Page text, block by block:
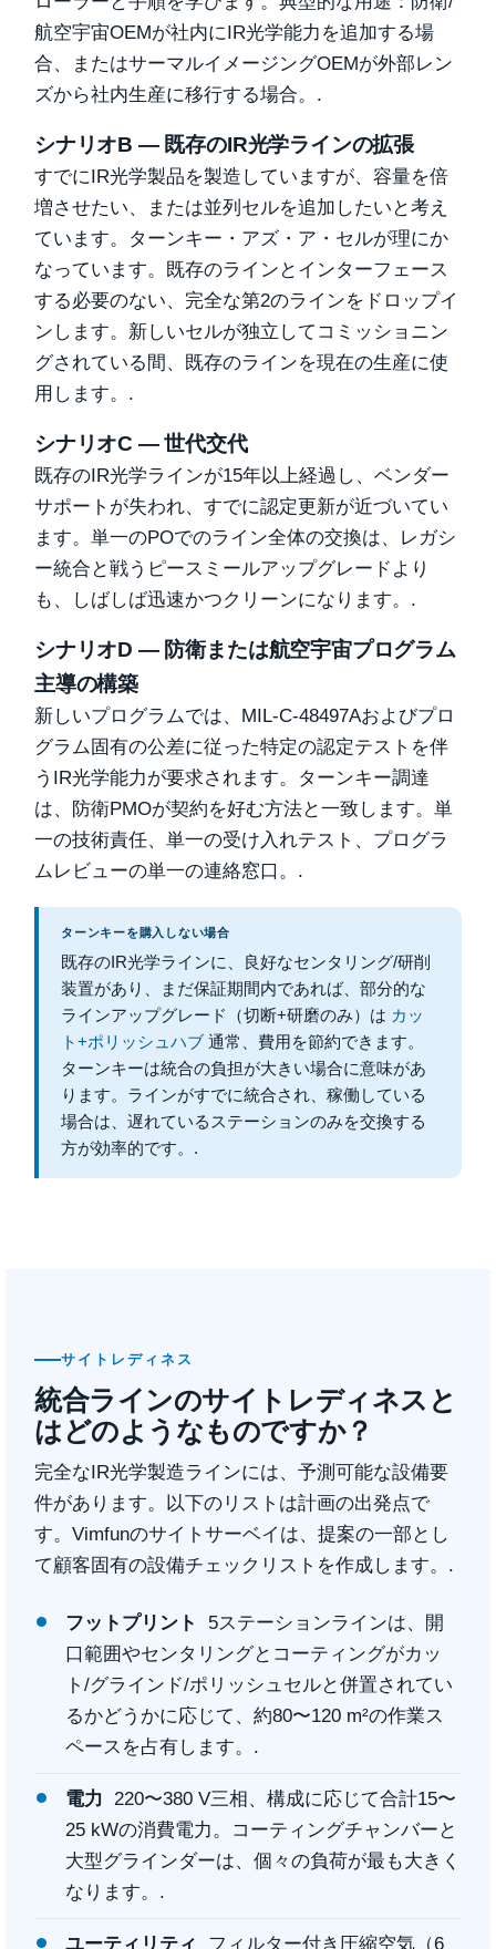
航空宇宙OEMが社内にIR光学能力を追加する場
合、またはサーマルイメージングOEMが外部レン
ズから社内生産に移行する場合。.
シナリオB — 既存のIR光学ラインの拡張
すでにIR光学製品を製造していますが、容量を倍
増させたい、または並列セルを追加したいと考え
ています。ターンキー・アズ・ア・セルが理にか
なっています。既存のラインとインターフェース
する必要のない、完全な第2のラインをドロップイ
ンします。新しいセルが独立してコミッショニン
グされている間、既存のラインを現在の生産に使
用します。.
シナリオC — 世代交代
既存のIR光学ラインが15年以上経過し、ベンダー
サポートが失われ、すでに認定更新が近づいてい
ます。単一のPOでのライン全体の交換は、レガシ
ー統合と戦うピースミールアップグレードより
も、しばしば迅速かつクリーンになります。.
シナリオD — 防衛または航空宇宙プログラム
主導の構築
新しいプログラムでは、MIL-C-48497Aおよびプロ
グラム固有の公差に従った特定の認定テストを伴
うIR光学能力が要求されます。ターンキー調達
は、防衛PMOが契約を好む方法と一致します。単
一の技術責任、単一の受け入れテスト、プログラ
ムレビューの単一の連絡窓口。.
ターンキーを購入しない場合
既存のIR光学ラインに、良好なセンタリング/研削
装置があり、まだ保証期間内であれば、部分的な
ラインアップグレード（切断+研磨のみ）は カッ
ト+ポリッシュハブ 通常、費用を節約できます。
ターンキーは統合の負担が大きい場合に意味があ
ります。ラインがすでに統合され、稼働している
場合は、遅れているステーションのみを交換する
方が効率的です。.
サイトレディネス
統合ラインのサイトレディネスと
はどのようなものですか？
完全なIR光学製造ラインには、予測可能な設備要
件があります。以下のリストは計画の出発点で
す。Vimfunのサイトサーベイは、提案の一部とし
て顧客固有の設備チェックリストを作成します。.
フットプリント
5ステーションラインは、開
口範囲やセンタリングとコーティングがカッ
ト/グラインド/ポリッシュセルと併置されてい
るかどうかに応じて、約80〜120 m²の作業ス
ペースを占有します。.
電力
220〜380 V三相、構成に応じて合計15〜
25 kWの消費電力。コーティングチャンバーと
大型グラインダーは、個々の負荷が最も大きく
なります。.
ユーティリティ フィルター付き圧縮空気（6